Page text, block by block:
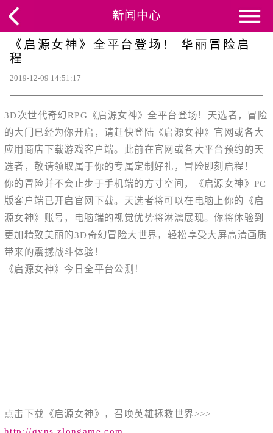
新闻中心
《启源女神》全平台登场！ 华丽冒险启
程
2019-12-09 14:51:17
3D次世代奇幻RPG《启源女神》全平台登场！天选者，冒险
的大门已经为你开启，请赶快登陆《启源女神》官网或各大
应用商店下载游戏客户端。此前在官网或各大平台预约的天
选者，敬请领取属于你的专属定制好礼，冒险即刻启程！
你的冒险并不会止步于手机端的方寸空间，《启源女神》PC
版客户端已开启官网下载。天选者将可以在电脑上你的《启
源女神》账号，电脑端的视觉优势将淋漓展现。你将体验到
更加精致美丽的3D奇幻冒险大世界，轻松享受大屏高清画质
带来的震撼战斗体验！
《启源女神》今日全平台公测！
点击下载《启源女神》，召唤英雄拯救世界>>>